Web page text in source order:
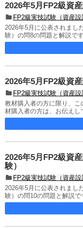
2026年5月FP2級資
FP2級実技試験（資産設
2026年5月に公表されまし
験）の問8の問題と解説です
2026年5月FP2級資
FP2級実技試験（資産設
教材購入者の方に限り、
材購入者の方は、お伝えし
2026年5月FP2級資
験）
FP2級実技試験（資産設
2026年5月に公表されまし
験）の問10の問題と解説で